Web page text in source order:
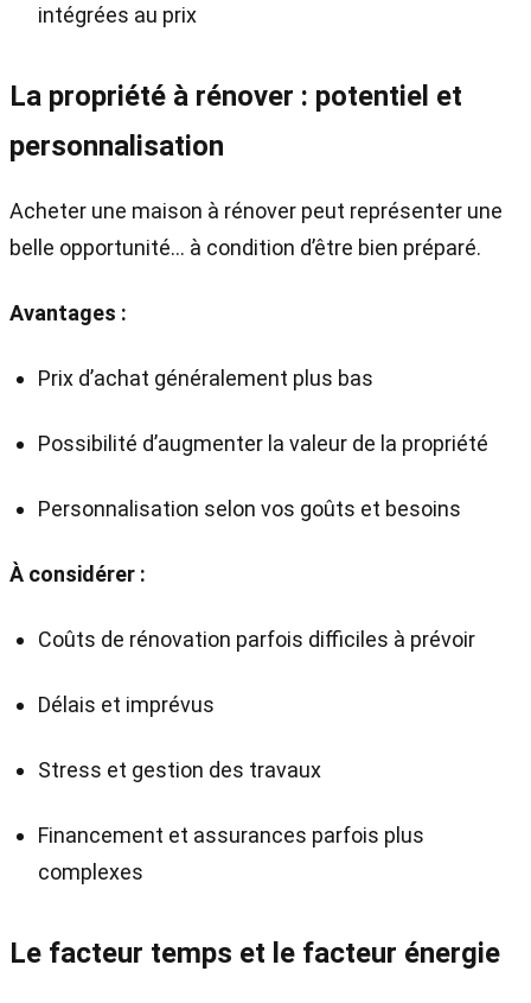
intégrées au prix
La propriété à rénover : potentiel et
personnalisation
Acheter une maison à rénover peut représenter une
belle opportunité… à condition d’être bien préparé.
Avantages :
Prix d’achat généralement plus bas
Possibilité d’augmenter la valeur de la propriété
Personnalisation selon vos goûts et besoins
À considérer :
Coûts de rénovation parfois difficiles à prévoir
Délais et imprévus
Stress et gestion des travaux
Financement et assurances parfois plus
complexes
Le facteur temps et le facteur énergie